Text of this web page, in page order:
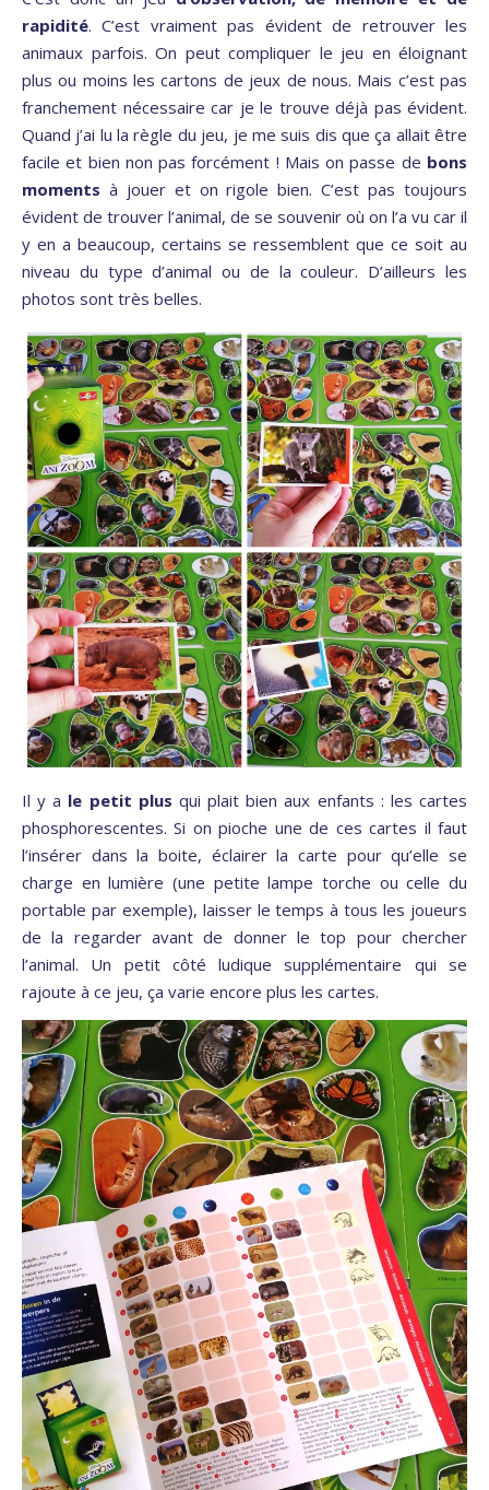
rapidité. C’est vraiment pas évident de retrouver les
animaux parfois. On peut compliquer le jeu en éloignant
plus ou moins les cartons de jeux de nous. Mais c’est pas
franchement nécessaire car je le trouve déjà pas évident.
Quand j’ai lu la règle du jeu, je me suis dis que ça allait être
facile et bien non pas forcément ! Mais on passe de bons
moments à jouer et on rigole bien. C’est pas toujours
évident de trouver l’animal, de se souvenir où on l’a vu car il
y en a beaucoup, certains se ressemblent que ce soit au
niveau du type d’animal ou de la couleur. D’ailleurs les
photos sont très belles.
Il y a le petit plus qui plait bien aux enfants : les cartes
phosphorescentes. Si on pioche une de ces cartes il faut
l’insérer dans la boite, éclairer la carte pour qu’elle se
charge en lumière (une petite lampe torche ou celle du
portable par exemple), laisser le temps à tous les joueurs
de la regarder avant de donner le top pour chercher
l’animal. Un petit côté ludique supplémentaire qui se
rajoute à ce jeu, ça varie encore plus les cartes.